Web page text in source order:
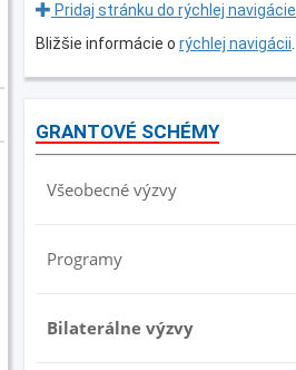
Pridaj stránku do rýchlej navigácie
Bližšie informácie o rýchlej navigácii
GRANTOVÉ SCHÉMY
Všeobecné výzvy
Programy
Bilaterálne výzvy